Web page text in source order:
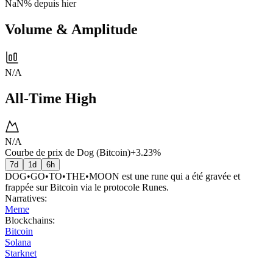
NaN% depuis hier
Volume & Amplitude
N/A
All-Time High
N/A
Courbe de prix de Dog (Bitcoin)+3.23%
7d 1d 6h
DOG•GO•TO•THE•MOON est une rune qui a été gravée et
frappée sur Bitcoin via le protocole Runes.
Narratives:
Meme
Blockchains:
Bitcoin
Solana
Starknet